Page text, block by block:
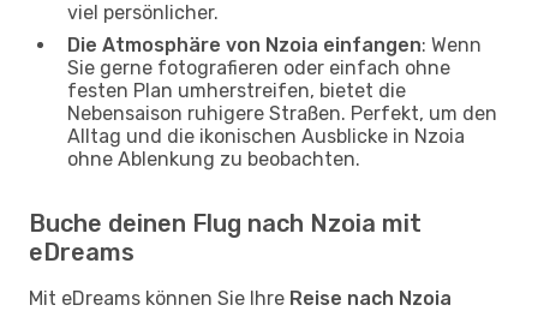
viel persönlicher.
Die Atmosphäre von Nzoia einfangen: Wenn
Sie gerne fotografieren oder einfach ohne
festen Plan umherstreifen, bietet die
Nebensaison ruhigere Straßen. Perfekt, um den
Alltag und die ikonischen Ausblicke in Nzoia
ohne Ablenkung zu beobachten.
Buche deinen Flug nach Nzoia mit
eDreams
Mit eDreams können Sie Ihre Reise nach Nzoia